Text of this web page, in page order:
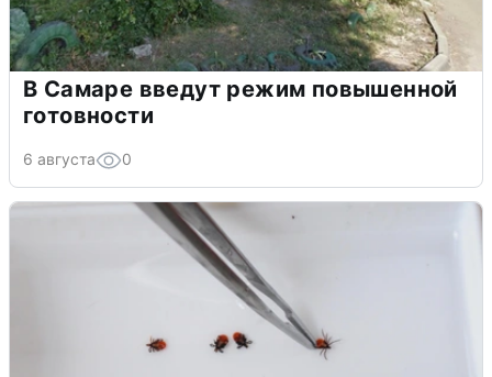
В Самаре введут режим повышенной
готовности
6 августа 0